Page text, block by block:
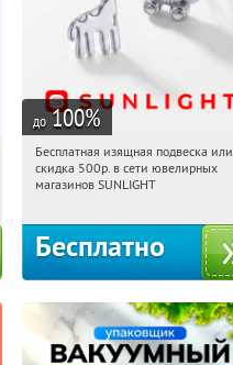
до 100%
15:08:06 Получили:
Россия
Бесплатная изящная подвеска или
скидка 500р. в сети ювелирных
магазинов SUNLIGHT
Бесплатно